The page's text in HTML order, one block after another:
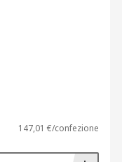
147,01 €/confezione